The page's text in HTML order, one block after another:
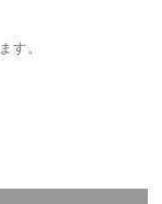
す。